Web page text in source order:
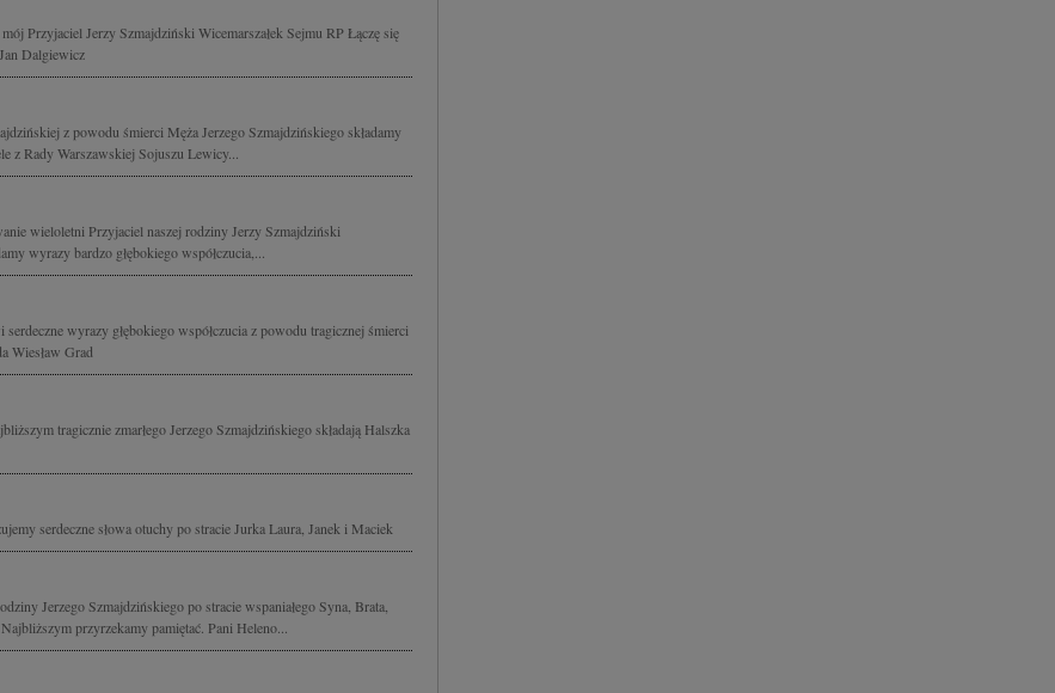
Przyjaciel Jerzy Szmajdziński Wicemarszałek Sejmu RP Łączę się
Dalgiewicz
z powodu śmierci Męża Jerzego Szmajdzińskiego składamy
z Rady Warszawskiej Sojuszu Lewicy...
wieloletni Przyjaciel naszej rodziny Jerzy Szmajdziński
wyrazy bardzo głębokiego współczucia,...
wyrazy głębokiego współczucia z powodu tragicznej śmierci
Wiesław Grad
tragicznie zmarłego Jerzego Szmajdzińskiego składają Halszka
serdeczne słowa otuchy po stracie Jurka Laura, Janek i Maciek
Jerzego Szmajdzińskiego po stracie wspaniałego Syna, Brata,
przyrzekamy pamiętać. Pani Heleno...